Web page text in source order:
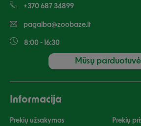
+370 687 34899
pagalba@zoobaze.lt
8:00 - 16:30
Mūsų
Informacija
Prekių užsakymas Prekių